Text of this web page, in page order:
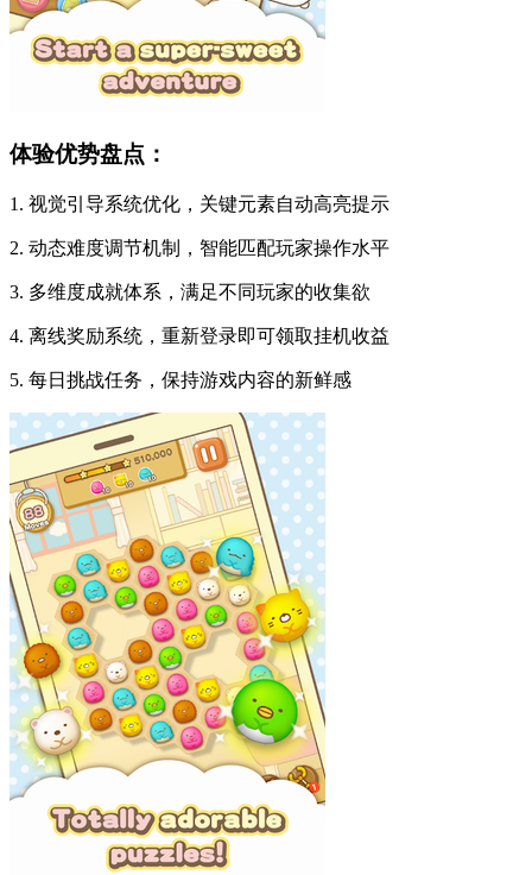
体验优势盘点：
1. 视觉引导系统优化，关键元素自动高亮提示
2. 动态难度调节机制，智能匹配玩家操作水平
3. 多维度成就体系，满足不同玩家的收集欲
4. 离线奖励系统，重新登录即可领取挂机收益
5. 每日挑战任务，保持游戏内容的新鲜感